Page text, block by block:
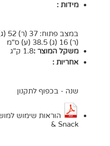
מידות :
(ר) 16 (ג) 38.5 (ע) ס"מ
משקל המוצר :1.8 ק"ג
אחריות :
שנה - בכפוף לתקנון
& Snack